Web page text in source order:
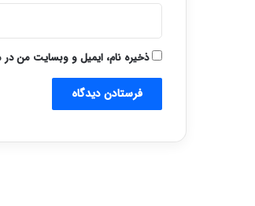
ذخیره نام، ایمیل و وبسایت من در